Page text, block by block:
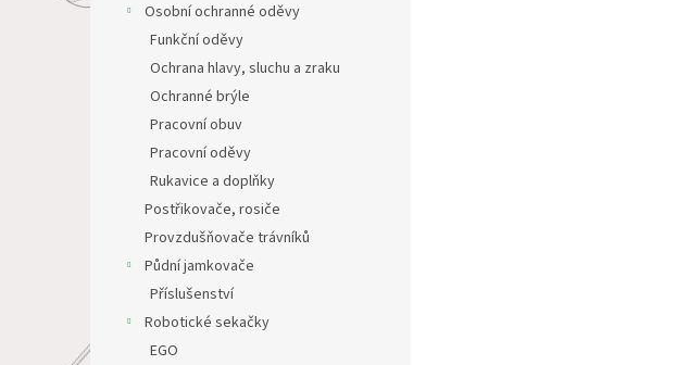
Osobní ochranné oděvy
Funkční oděvy
Ochrana hlavy, sluchu a zraku
Ochranné brýle
Pracovní obuv
Pracovní oděvy
Rukavice a doplňky
Postřikovače, rosiče
Provzdušňovače trávníků
Půdní jamkovače
Příslušenství
Robotické sekačky
EGO